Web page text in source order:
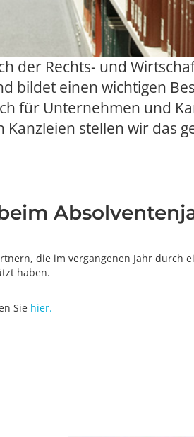
der Rechts- und
bildet einen wichtigen
für Unternehmen und
stellen wir das
die im vergangenen Jahr durch
haben.
Sie hier.